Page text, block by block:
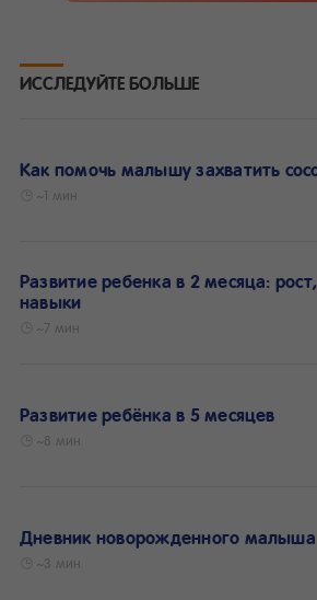
ИССЛЕДУЙТЕ БОЛЬШЕ
Как помочь малышу захватить
~1 мин
Развитие ребенка в 2 месяца:
навыки
~7 мин
Развитие ребёнка в 5 месяцев
~8 мин
Дневник новорожденного малыша
~3 мин